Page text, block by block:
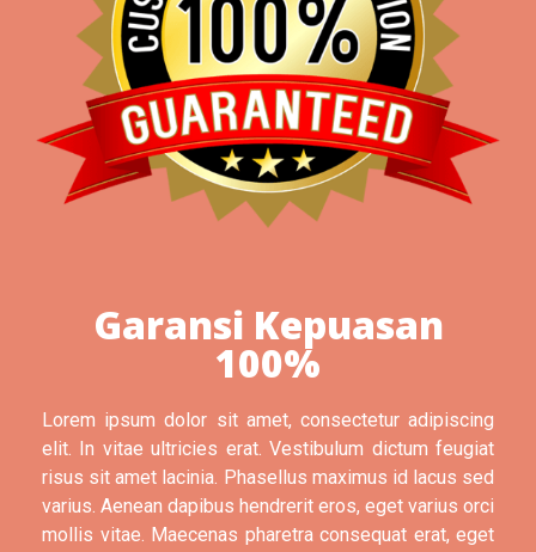
Garansi Kepuasan
100%
Lorem ipsum dolor sit amet, consectetur adipiscing
elit. In vitae ultricies erat. Vestibulum dictum feugiat
risus sit amet lacinia. Phasellus maximus id lacus sed
varius. Aenean dapibus hendrerit eros, eget varius orci
mollis vitae. Maecenas pharetra consequat erat, eget